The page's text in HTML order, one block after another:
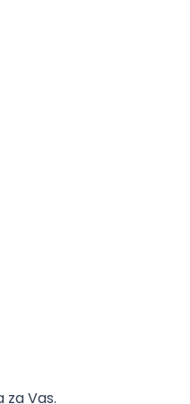
Vas.